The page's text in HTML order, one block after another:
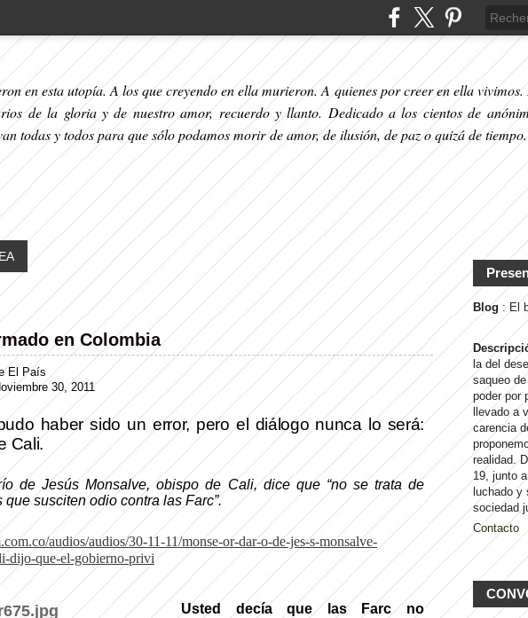
en esta utopía. A los que creyendo en ella murieron. A quienes por creer en ella
de la gloria y de nuestro amor, recuerdo y llanto. Dedicado a los cientos de
todas y todos para que sólo podamos morir de amor, de ilusión, de paz o quizá de
en Colombia
El País
30, 2011
haber sido un error, pero el diálogo nunca lo será:
Cali.
de Jesús Monsalve, obispo de Cali, dice que “no se trata de
que susciten odio contra las Farc”.
audios/audios/30-11-11/monse-or-dar-o-de-jes-s-monsalve-
dijo-que-el-gobierno-privi
Usted decía que las Farc no
Blog : El
la del
saqueo
poder por
llevado a
carencia
realidad.
19, junto
luchado y
sociedad
Contacto